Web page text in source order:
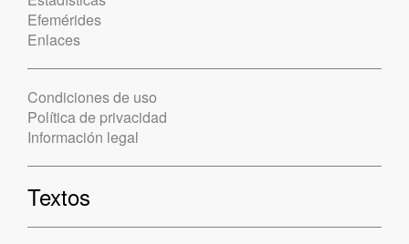
Efemérides
Enlaces
Condiciones de uso
Política de privacidad
Información legal
Textos